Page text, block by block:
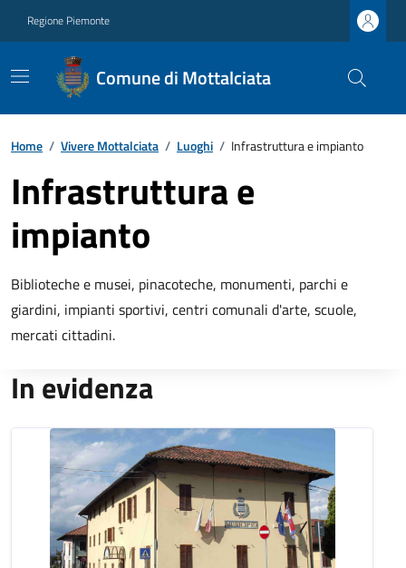
Regione Piemonte
Comune di Mottalciata
Home / Vivere Mottalciata / Luoghi / Infrastruttura e impianto
Infrastruttura e
impianto
Biblioteche e musei, pinacoteche, monumenti, parchi e
giardini, impianti sportivi, centri comunali d'arte, scuole,
mercati cittadini.
In evidenza